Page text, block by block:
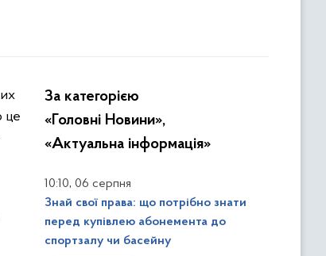
це
За категорією
«Головні Новини»,
«Актуальна інформація»
10:10, 06 серпня
Знай свої права: що потрібно знати
перед купівлею абонемента до
спортзалу чи басейну